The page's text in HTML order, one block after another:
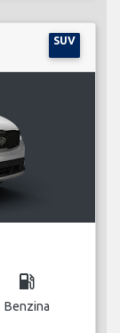
SUV
local_gas_station
Benzina